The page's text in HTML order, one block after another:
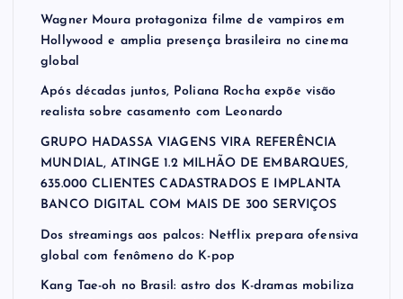
Wagner Moura protagoniza filme de vampiros em
Hollywood e amplia presença brasileira no cinema
global
Após décadas juntos, Poliana Rocha expõe visão
realista sobre casamento com Leonardo
GRUPO HADASSA VIAGENS VIRA REFERÊNCIA
MUNDIAL, ATINGE 1.2 MILHÃO DE EMBARQUES,
635.000 CLIENTES CADASTRADOS E IMPLANTA
BANCO DIGITAL COM MAIS DE 300 SERVIÇOS
Dos streamings aos palcos: Netflix prepara ofensiva
global com fenômeno do K-pop
Kang Tae-oh no Brasil: astro dos K-dramas mobiliza